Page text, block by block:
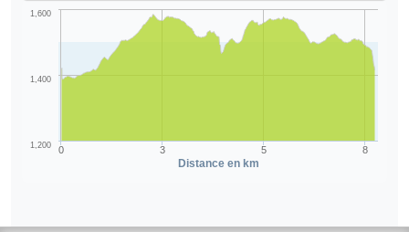
Distance en km
0 3 5 8
1,200
1,400
1,600